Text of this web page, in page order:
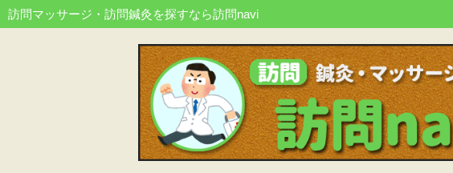
訪問マッサージ・訪問鍼灸を探すなら訪問navi